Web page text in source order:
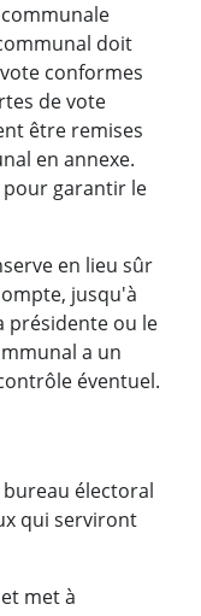
doit
conformes
de vote
être remises
en annexe.
pour garantir le
en lieu sûr
jusqu'à
présidente ou le
a un
éventuel.
électoral
qui serviront
met à